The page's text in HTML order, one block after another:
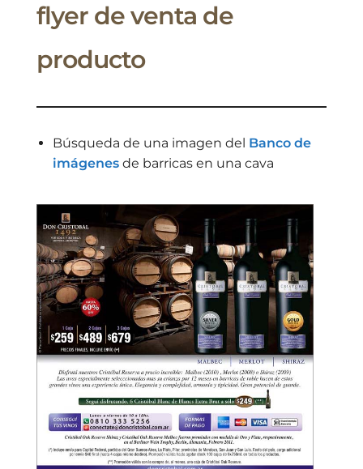
flyer de venta de
producto
Búsqueda de una imagen del Banco de
imágenes de barricas en una cava